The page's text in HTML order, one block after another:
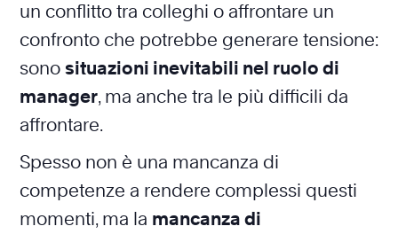
un conflitto tra colleghi o affrontare un
confronto che potrebbe generare tensione:
sono situazioni inevitabili nel ruolo di
manager, ma anche tra le più difficili da
affrontare.
Spesso non è una mancanza di
competenze a rendere complessi questi
momenti, ma la mancanza di